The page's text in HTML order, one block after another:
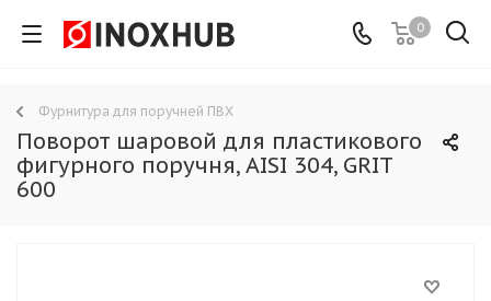
0
Фурнитура для поручней ПВХ
Поворот шаровой для пластикового
фигурного поручня, AISI 304, GRIT
600